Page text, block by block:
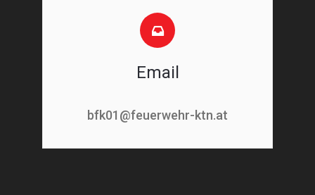
Email
bfk01@feuerwehr-ktn.at